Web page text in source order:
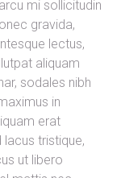
mi sollicitudin
gravida,
lectus,
aliquam
sodales nibh
in
erat
tristique,
ut libero